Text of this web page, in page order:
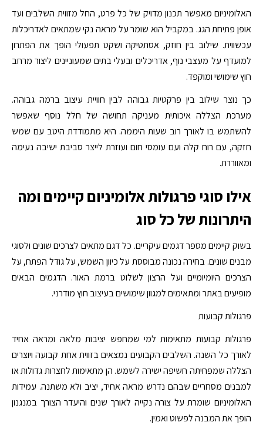
האלומיניום מאפשר תכנון מדויק של כל פרט, החל מזווית השלבים ועד
אופן פתיחת הגג. במקביל הוא שומר על מראה נקי שמתאים לאדריכלות
עכשווית. שילוב בין חוזק, אסתטיקה ושקט תפעולי הופך את הפתרון
למועדף על מעצבי נוף, אדריכלים ובעלי בתים שמעוניינים ליצור מרחב
חוץ שימושי ומוקפד.
כך נוצר שילוב בין פרקטיות גבוהה לבין חוויית עיצוב ברמה גבוהה.
מערכת הצללה איכותית מעניקה תחושה של חלל נוסף שאפשר
להשתמש בו לאורך רוב שעות היממה. היא מתמודדת היטב עם שמש
חזקה, עם רוח קלה ועם עומסי חום ועוזרת לייצר סביבת ישיבה נעימה
ומאווררת.
אילו סוגי פרגולות אלומיניום קיימים ומה
היתרונות של כל סוג
בשוק קיימים מספר דגמים עיקריים. כל דגם מתאים לצרכים שונים ולסוגי
מבנים שונים. בחירה נכונה מבוססת על כיוון השמש, על גודל הפתח, על
הצרכים היומיומיים ועל הרצון לשלוט ברמת האור. הדגמים הבאים
מופיעים באתר ומתאימים למגוון שימושים בעיצוב חוץ מודרני.
פרגולות קבועות
פרגולות קבועות מתאימות למי שמחפש יציבות מלאה ומראה אחיד
לאורך כל השנה. השלבים הקבועים נמצאים בזווית אחת קבועה ויוצרים
הצללה שמפחיתה חשיפה ישירה לשמש. הן מתאימות לחצרות גדולות או
למבנים מסחריים שבהם נדרש מראה אחיד, יציב ולא משתנה. עמידות
האלומיניום שומרת על צורה נקייה לאורך שנים והיעדר הצורך במנגנון
הופך את המבנה לפשוט ואמין.